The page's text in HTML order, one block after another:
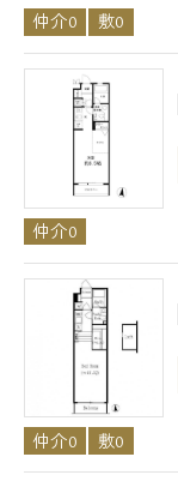
仲介0 敷0
仲介0
仲介0 敷0